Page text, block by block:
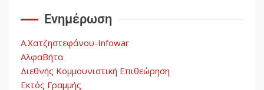
5 Ενημέρωση
Α.Χατζηστεφάνου-Infowar
ΑλφαΒήτα
Διεθνής Κομμουνιστική Επιθεώρηση
Εκτός Γραμμής